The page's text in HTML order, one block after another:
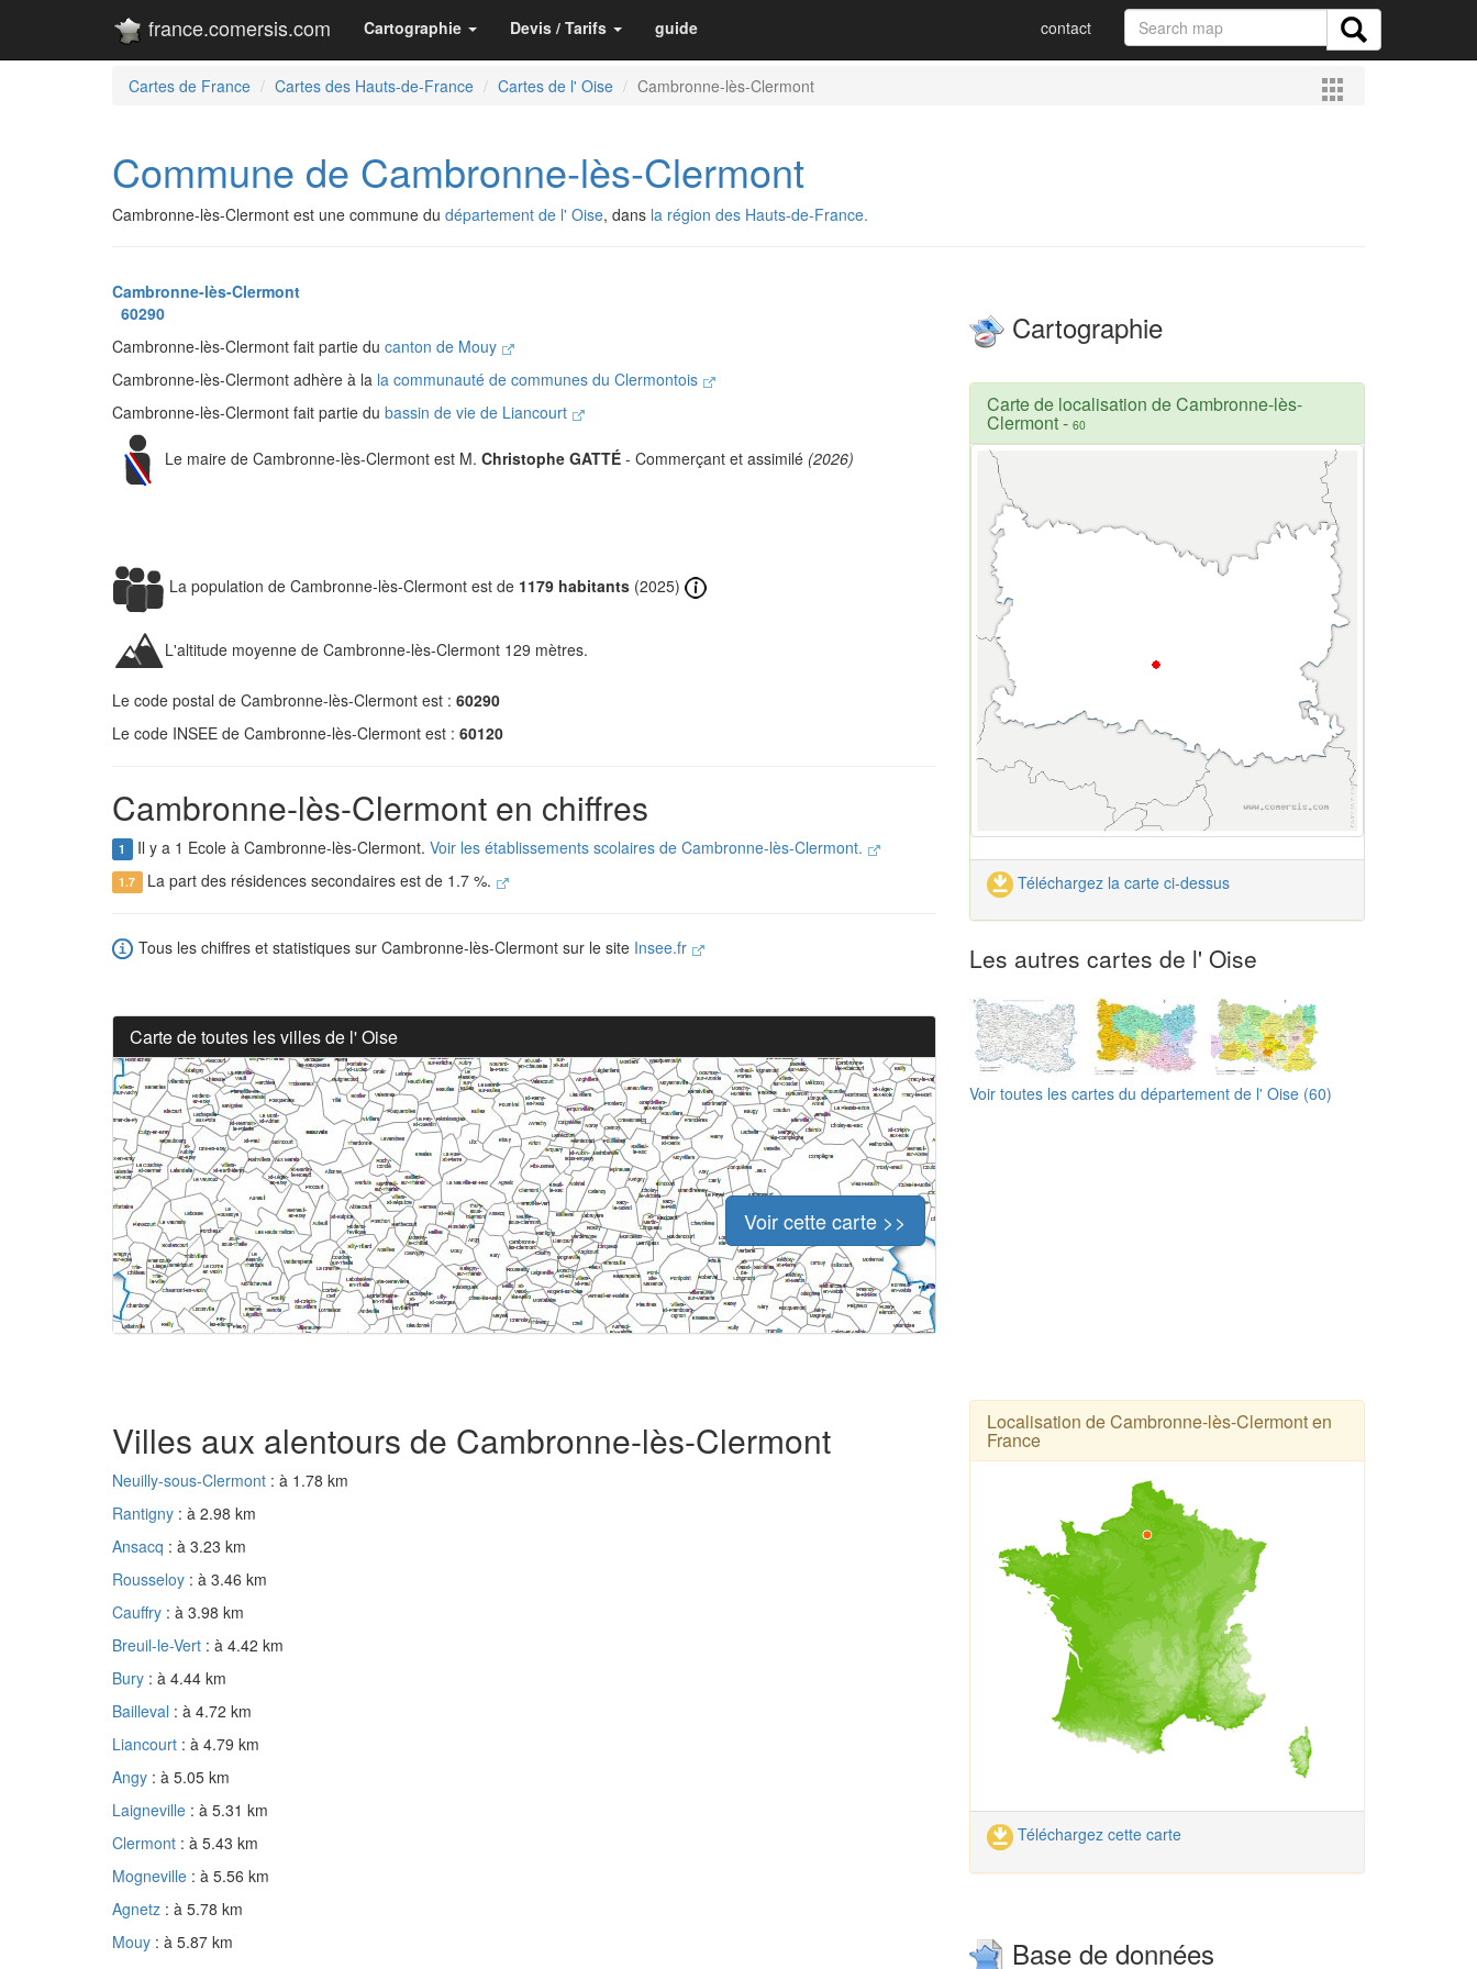
france.comersis.com Cartographie Devis / Tarifs guide contact
Cartes de France Cartes des Hauts-de-France Cartes de l' Oise Cambronne-lès-Clermont
Commune de Cambronne-lès-Clermont
Cambronne-lès-Clermont est une commune du département de l' Oise, dans la région des Hauts-de-France.
Cambronne-lès-Clermont
60290
Cambronne-lès-Clermont fait partie du canton de Mouy
Cambronne-lès-Clermont adhère à la la communauté de communes du Clermontois
Cambronne-lès-Clermont fait partie du bassin de vie de Liancourt
Le maire de Cambronne-lès-Clermont est M. Christophe GATTÉ - Commerçant et assimilé (2026)
La population de Cambronne-lès-Clermont est de 1179 habitants (2025)
L'altitude moyenne de Cambronne-lès-Clermont 129 mètres.
Le code postal de Cambronne-lès-Clermont est : 60290
Le code INSEE de Cambronne-lès-Clermont est : 60120
Cambronne-lès-Clermont en chiffres
1 Il y a 1 Ecole à Cambronne-lès-Clermont. Voir les établissements scolaires de Cambronne-lès-Clermont.
1.7 La part des résidences secondaires est de 1.7 %.
Tous les chiffres et statistiques sur Cambronne-lès-Clermont sur le site Insee.fr
Carte de toutes les villes de l' Oise
Voir cette carte >>
Cartographie
Carte de localisation de Cambronne-lès-
Clermont- 60
Téléchargez la carte ci-dessus
Les autres cartes de l' Oise
Voir toutes les cartes du département de l' Oise (60)
Villes aux alentours de Cambronne-lès-Clermont
Neuilly-sous-Clermont : à 1.78 km
Rantigny : à 2.98 km
Ansacq : à 3.23 km
Rousseloy : à 3.46 km
Cauffry : à 3.98 km
Breuil-le-Vert : à 4.42 km
Bury : à 4.44 km
Bailleval : à 4.72 km
Liancourt : à 4.79 km
Angy : à 5.05 km
Laigneville : à 5.31 km
Clermont : à 5.43 km
Mogneville : à 5.56 km
Agnetz : à 5.78 km
Mouy : à 5.87 km
Localisation de Cambronne-lès-Clermont en
France
Téléchargez cette carte
Base de données